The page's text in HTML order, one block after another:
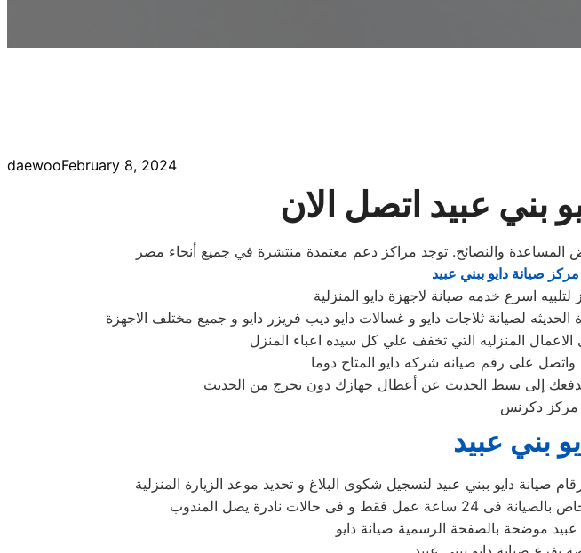
daewooFebruary 8, 2024
بني عبيد اتصل الان
المساعدة والنصائح. توجد مراكز دعم معتمدة منتشرة في جميع أنحاء مصر
مركز صيانة دايو ببني عبيد
اسرع خدمه صيانة لاجهزة دايو المنزلية
لصيانة ثلاجات دايو و غسالات دايو ديب فريزر دايو و جميع مختلف الاجهزة
المنزليه التي تخفف علي كل سيده اعباء المنزل
على رقم صيانه شركه دايو المتاح دوما
مركز دكرنس
بني عبيد
دايو ببني عبيد لتسجيل شكوى البلاغ و تحديد موعد الزيارة المنزلية
نادرة يصل المندوب